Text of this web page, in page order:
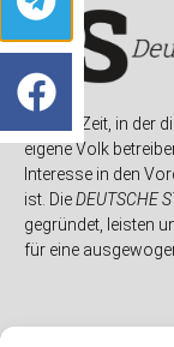
In einer Zeit, in der
eigene Volk
Interesse in den
ist. DieDEUTSCHE
gegründet, leisten
für eine